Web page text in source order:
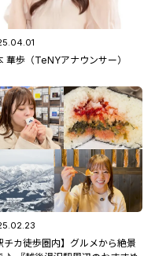
華歩（TeNYアナウンサー）
チカ徒歩圏内】グルメから絶景